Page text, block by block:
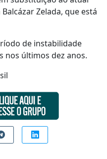
Zelada, que está
de instabilidade
nos últimos dez anos.